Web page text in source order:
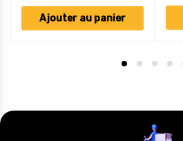
Ajouter au panier